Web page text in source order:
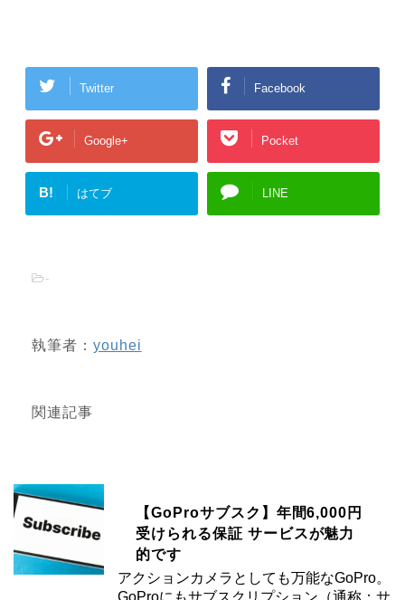
Twitter Facebook
Google+ Pocket
B! はてブ LINE
-
執筆者： youhei
関連記事
【GoProサブスク】年間6,000円
受けられる保証 サービスが魅力
的です
アクションカメラとしても万能なGoPro。
GoProにもサブスクリプション（通称：サ